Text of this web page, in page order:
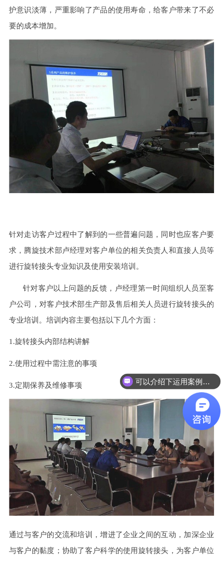
护意识淡薄，严重影响了产品的使用寿命，给客户带来了不必
要的成本增加。
针对走访客户过程中了解到的一些普遍问题，同时也应客户要
求，腾旋技术部卢经理对客户单位的相关负责人和直接人员等
进行旋转接头专业知识及使用安装培训。
针对客户以上问题的反馈，卢经理第一时间组织人员至客
户公司，对客户技术部生产部及售后相关人员进行旋转接头的
专业培训。培训内容主要包括以下几个方面：
1.旋转接头内部结构讲解
2.使用过程中需注意的事项
3.定期保养及维修事项
通过与客户的交流和培训，增进了企业之间的互动，加深企业
与客户的黏度；协助了客户科学的使用旋转接头，为客户单位